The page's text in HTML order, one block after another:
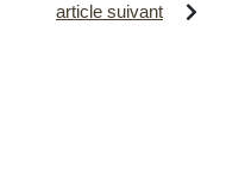
article suivant